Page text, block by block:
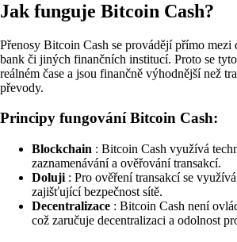
Jak funguje Bitcoin Cash?
Přenosy Bitcoin Cash se provádějí přímo mezi
bank či jiných finančních institucí. Proto se
reálném čase a jsou finančně výhodnější než
převody.
Principy fungování Bitcoin Cash:
Blockchain : Bitcoin Cash využívá
zaznamenávání a ověřování transakcí.
Doluji : Pro ověření transakcí se
zajišťující bezpečnost sítě.
Decentralizace : Bitcoin Cash není
což zaručuje decentralizaci a odolnost